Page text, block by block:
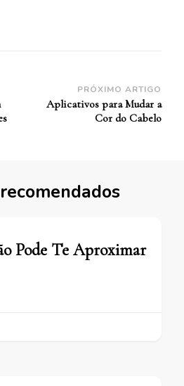
PRÓXIMO ARTIGO
Aplicativos para Mudar a
Cor do Cabelo
Pode Te Aproximar